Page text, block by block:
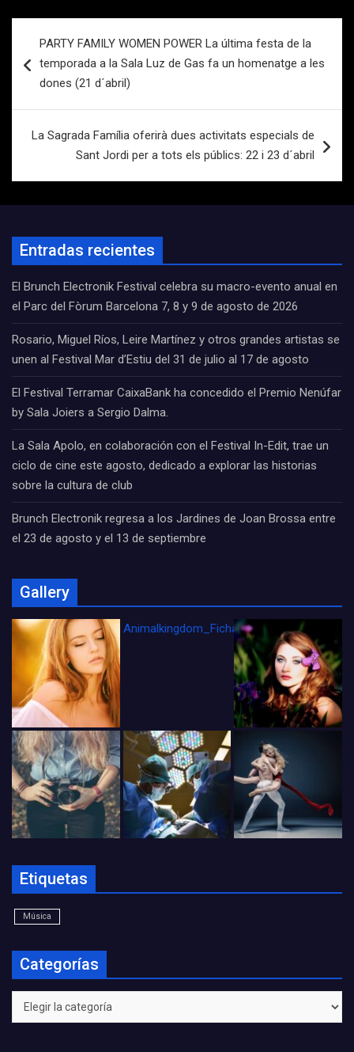
de
entradas
PARTY FAMILY WOMEN POWER La última festa de la
temporada a la Sala Luz de Gas fa un homenatge a les
dones (21 d´abril)
La Sagrada Família oferirà dues activitats especials de
Sant Jordi per a tots els públics: 22 i 23 d´abril
Entradas recientes
El Brunch Electronik Festival celebra su macro-evento anual en
el Parc del Fòrum Barcelona 7, 8 y 9 de agosto de 2026
Rosario, Miguel Ríos, Leire Martínez y otros grandes artistas se
unen al Festival Mar d’Estiu del 31 de julio al 17 de agosto
El Festival Terramar CaixaBank ha concedido el Premio Nenúfar
by Sala Joiers a Sergio Dalma.
La Sala Apolo, en colaboración con el Festival In-Edit, trae un
ciclo de cine este agosto, dedicado a explorar las historias
sobre la cultura de club
Brunch Electronik regresa a los Jardines de Joan Brossa entre
el 23 de agosto y el 13 de septiembre
Gallery
Animalkingdom_FichaCine
Etiquetas
Música
Categorías
Categorías